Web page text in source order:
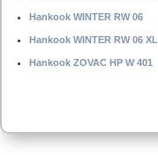
Hankook WINTER RW 06
Hankook WINTER RW 06 XL
Hankook ZOVAC HP W 401